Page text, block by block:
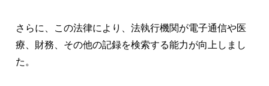
さらに、この法律により、法執行機関が電子通信や医
療、財務、その他の記録を検索する能力が向上しまし
た。